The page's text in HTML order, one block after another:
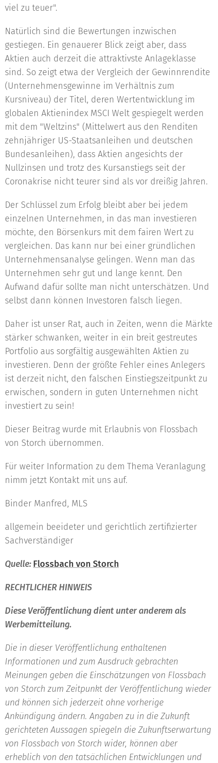
viel zu teuer".
Natürlich sind die Bewertungen inzwischen
gestiegen. Ein genauerer Blick zeigt aber, dass
Aktien auch derzeit die attraktivste Anlageklasse
sind. So zeigt etwa der Vergleich der Gewinnrendite
(Unternehmensgewinne im Verhältnis zum
Kursniveau) der Titel, deren Wertentwicklung im
globalen Aktienindex MSCI Welt gespiegelt werden
mit dem "Weltzins" (Mittelwert aus den Renditen
zehnjähriger US-Staatsanleihen und deutschen
Bundesanleihen), dass Aktien angesichts der
Nullzinsen und trotz des Kursanstiegs seit der
Coronakrise nicht teurer sind als vor dreißig Jahren.
Der Schlüssel zum Erfolg bleibt aber bei jedem
einzelnen Unternehmen, in das man investieren
möchte, den Börsenkurs mit dem fairen Wert zu
vergleichen. Das kann nur bei einer gründlichen
Unternehmensanalyse gelingen. Wenn man das
Unternehmen sehr gut und lange kennt. Den
Aufwand dafür sollte man nicht unterschätzen. Und
selbst dann können Investoren falsch liegen.
Daher ist unser Rat, auch in Zeiten, wenn die Märkte
stärker schwanken, weiter in ein breit gestreutes
Portfolio aus sorgfältig ausgewählten Aktien zu
investieren. Denn der größte Fehler eines Anlegers
ist derzeit nicht, den falschen Einstiegszeitpunkt zu
erwischen, sondern in guten Unternehmen nicht
investiert zu sein!
Dieser Beitrag wurde mit Erlaubnis von Flossbach
von Storch übernommen.
Für weiter Information zu dem Thema Veranlagung
nimm jetzt Kontakt mit uns auf.
Binder Manfred, MLS
allgemein beeideter und gerichtlich zertifizierter
Sachverständiger
Quelle: Flossbach von Storch
RECHTLICHER HINWEIS
Diese Veröffentlichung dient unter anderem als
Werbemitteilung.
Die in dieser Veröffentlichung enthaltenen
Informationen und zum Ausdruck gebrachten
Meinungen geben die Einschätzungen von Flossbach
von Storch zum Zeitpunkt der Veröffentlichung wieder
und können sich jederzeit ohne vorherige
Ankündigung ändern. Angaben zu in die Zukunft
gerichteten Aussagen spiegeln die Zukunftserwartung
von Flossbach von Storch wider, können aber
erheblich von den tatsächlichen Entwicklungen und